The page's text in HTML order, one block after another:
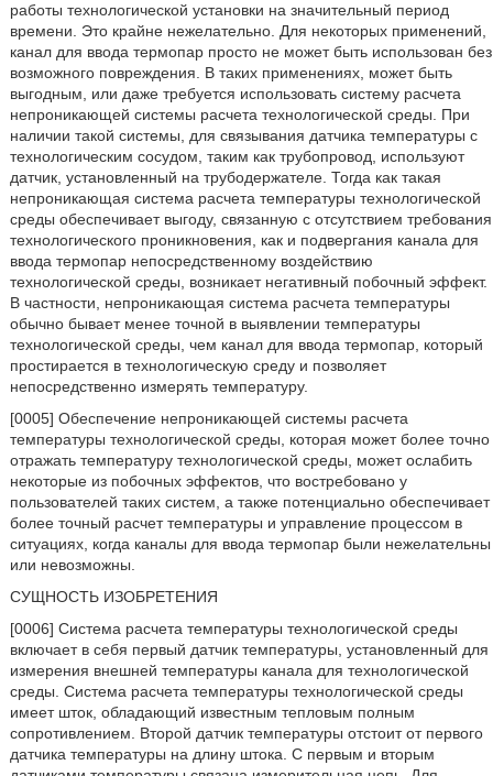
работы технологической установки на значительный период
времени. Это крайне нежелательно. Для некоторых применений,
канал для ввода термопар просто не может быть использован без
возможного повреждения. В таких применениях, может быть
выгодным, или даже требуется использовать систему расчета
непроникающей системы расчета технологической среды. При
наличии такой системы, для связывания датчика температуры с
технологическим сосудом, таким как трубопровод, используют
датчик, установленный на трубодержателе. Тогда как такая
непроникающая система расчета температуры технологической
среды обеспечивает выгоду, связанную с отсутствием требования
технологического проникновения, как и подвергания канала для
ввода термопар непосредственному воздействию
технологической среды, возникает негативный побочный эффект.
В частности, непроникающая система расчета температуры
обычно бывает менее точной в выявлении температуры
технологической среды, чем канал для ввода термопар, который
простирается в технологическую среду и позволяет
непосредственно измерять температуру.
[0005] Обеспечение непроникающей системы расчета
температуры технологической среды, которая может более точно
отражать температуру технологической среды, может ослабить
некоторые из побочных эффектов, что востребовано у
пользователей таких систем, а также потенциально обеспечивает
более точный расчет температуры и управление процессом в
ситуациях, когда каналы для ввода термопар были нежелательны
или невозможны.
СУЩНОСТЬ ИЗОБРЕТЕНИЯ
[0006] Система расчета температуры технологической среды
включает в себя первый датчик температуры, установленный для
измерения внешней температуры канала для технологической
среды. Система расчета температуры технологической среды
имеет шток, обладающий известным тепловым полным
сопротивлением. Второй датчик температуры отстоит от первого
датчика температуры на длину штока. С первым и вторым